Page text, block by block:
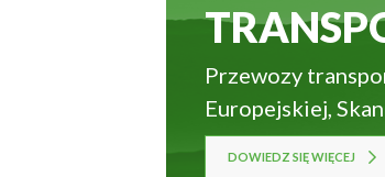
Przewozy
Europejskiej,
DOWIEDZ SIĘ WIĘCEJ